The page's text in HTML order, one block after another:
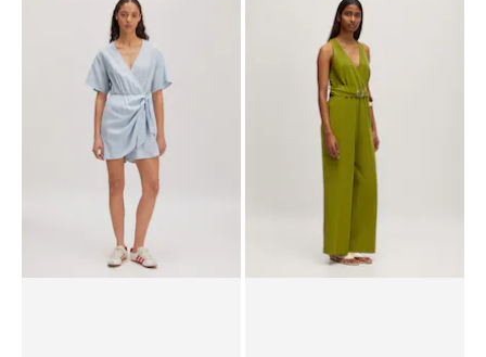
Combinaison 'Noel'
89.90 CHF 62.90 CHF
Combinaison 'Noor'
89.90 CHF44.90 CHF